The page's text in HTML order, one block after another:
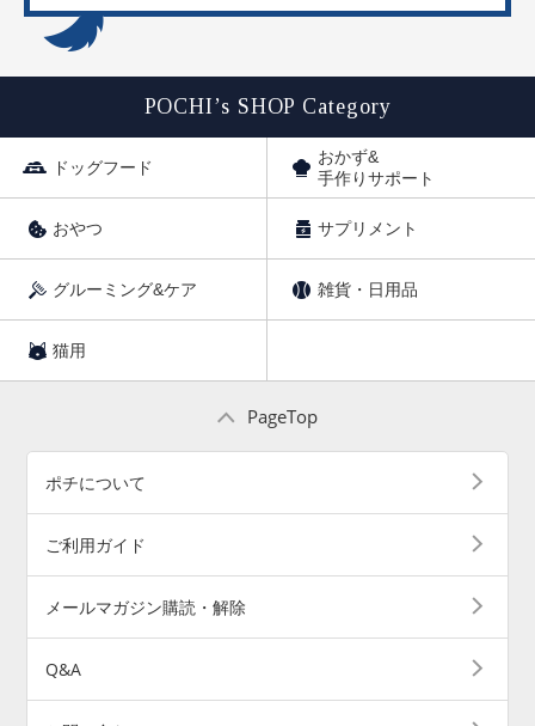
POCHI’s SHOP Category
ドッグフード
おかず&
手作りサポート
おやつ サプリメント
グルーミング&ケア 雑貨・日用品
猫用
PageTop
ポチについて
ご利用ガイド
メールマガジン購読・解除
Q&A